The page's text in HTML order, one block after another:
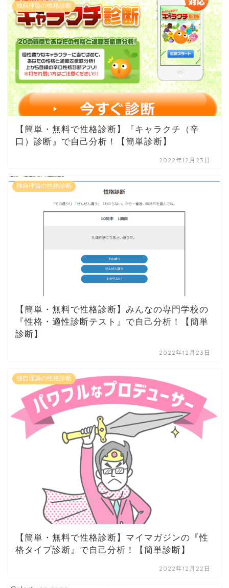
独自理論の性格診断
【簡単・無料で性格診断】『キャラクチ（辛
口）診断』で自己分析！【簡単診断】
2022年12月23日
独自理論の性格診断
【簡単・無料で性格診断】みんなの専門学校の
『性格・適性診断テスト』で自己分析！【簡単
診断】
2022年12月23日
独自理論の性格診断
【簡単・無料で性格診断】マイマガジンの『性
格タイプ診断』で自己分析！【簡単診断】
2022年12月22日